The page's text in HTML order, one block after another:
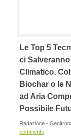
Le Top 5
ci
Climatico.
Biochar o le
ad Aria
Possibile
Redazione -
commento